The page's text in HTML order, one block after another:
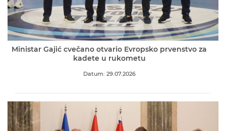
Ministar Gajić cvečano otvario Evropsko prvenstvo za
kadete u rukometu
Datum: 29.07.2026